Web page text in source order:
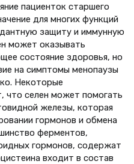
пациенток старшего
для многих функций
защиту и иммунную
может оказывать
состояние здоровья, но
на симптомы менопаузы
Некоторые
что селен может помогать
железы, которая
гормонов и обмена
ферментов,
гормонов, содержат
входит в состав